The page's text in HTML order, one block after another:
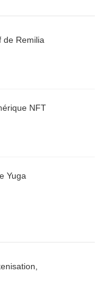
de Remilia
NFT
Yuga